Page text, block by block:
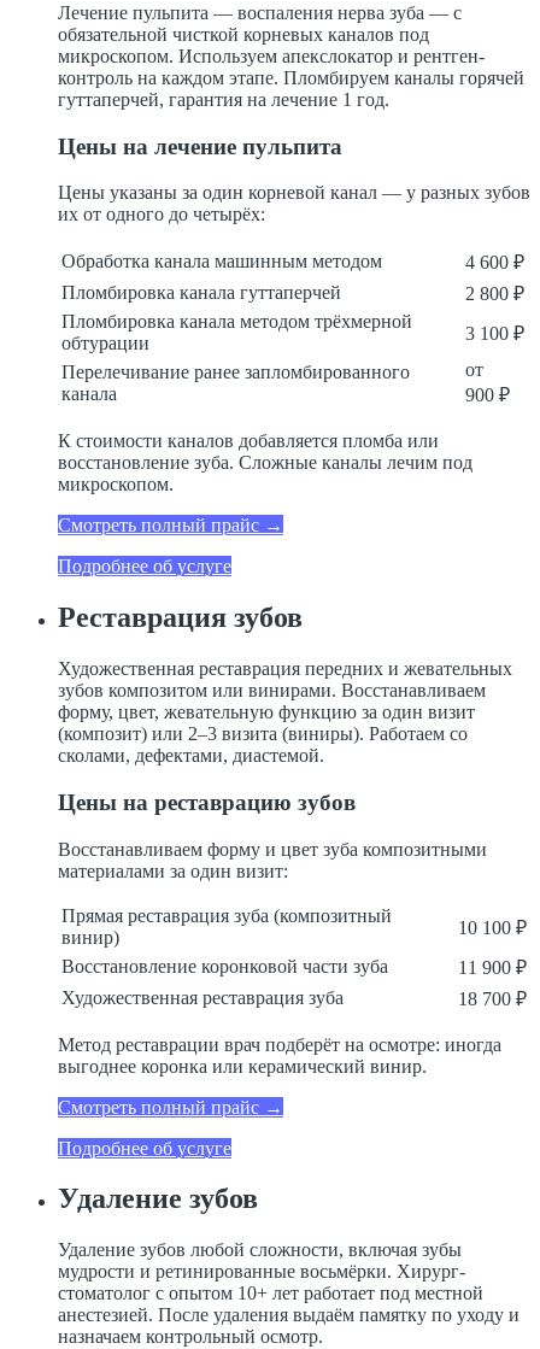
Лечение пульпита — воспаления нерва зуба — с
обязательной чисткой корневых каналов под
микроскопом. Используем апекслокатор и рентген-
контроль на каждом этапе. Пломбируем каналы горячей
гуттаперчей, гарантия на лечение 1 год.
Цены на лечение пульпита
Цены указаны за один корневой канал — у разных зубов
их от одного до четырёх:
Обработка канала машинным методом
4 600 ₽
Пломбировка канала гуттаперчей
2 800 ₽
Пломбировка канала методом трёхмерной
обтурации
3 100 ₽
Перелечивание ранее запломбированного
канала
от
900 ₽
К стоимости каналов добавляется пломба или
восстановление зуба. Сложные каналы лечим под
микроскопом.
Смотреть полный прайс →
Подробнее об услуге
Реставрация зубов
Художественная реставрация передних и жевательных
зубов композитом или винирами. Восстанавливаем
форму, цвет, жевательную функцию за один визит
(композит) или 2–3 визита (виниры). Работаем со
сколами, дефектами, диастемой.
Цены на реставрацию зубов
Восстанавливаем форму и цвет зуба композитными
материалами за один визит:
Прямая реставрация зуба (композитный
винир)
10 100 ₽
Восстановление коронковой части зуба
11 900 ₽
Художественная реставрация зуба
18 700 ₽
Метод реставрации врач подберёт на осмотре: иногда
выгоднее коронка или керамический винир.
Смотреть полный прайс →
Подробнее об услуге
Удаление зубов
Удаление зубов любой сложности, включая зубы
мудрости и ретинированные восьмёрки. Хирург-
стоматолог с опытом 10+ лет работает под местной
анестезией. После удаления выдаём памятку по уходу и
назначаем контрольный осмотр.